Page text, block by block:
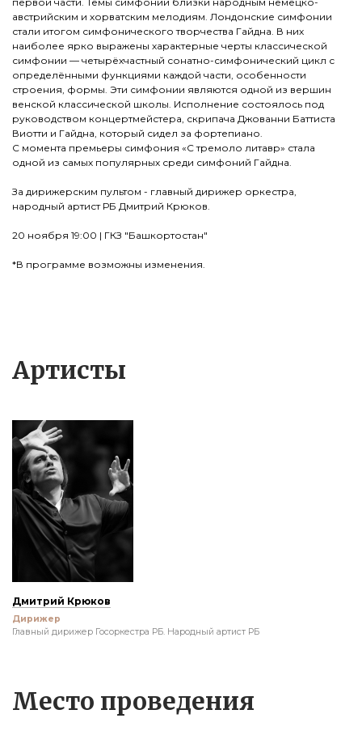
австрийским и хорватским мелодиям. Лондонские симфонии
стали итогом симфонического творчества Гайдна. В них
наиболее ярко выражены характерные черты классической
симфонии — четырёхчастный сонатно-симфонический цикл с
определёнными функциями каждой части, особенности
строения, формы. Эти симфонии являются одной из вершин
венской классической школы. Исполнение состоялось под
руководством концертмейстера, скрипача Джованни Баттиста
Виотти и Гайдна, который сидел за фортепиано.
С момента премьеры симфония «С тремоло литавр» стала
одной из самых популярных среди симфоний Гайдна.
За дирижерским пультом - главный дирижер оркестра,
народный артист РБ Дмитрий Крюков.
20 ноября 19:00 | ГКЗ "Башкортостан"
*В программе возможны изменения.
Артисты
Дмитрий Крюков
Дирижер
Главный дирижер Госоркестра РБ. Народный артист РБ
Место проведения